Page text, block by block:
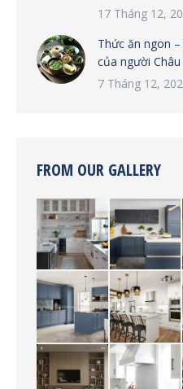
17 Tháng 12,
Thức ăn ngon
của người Châu
7 Tháng 12,
FROM OUR GALLERY